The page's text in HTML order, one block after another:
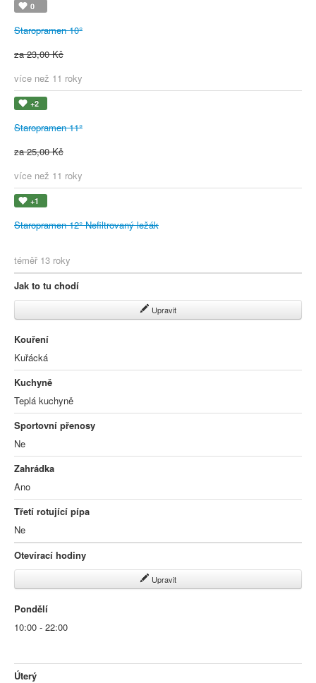
0
Staropramen 10°
za 23,00 Kč
více než 11 roky
+2
Staropramen 11°
za 25,00 Kč
více než 11 roky
+1
Staropramen 12° Nefiltrovaný ležák
téměř 13 roky
Jak to tu chodí
Upravit
Kouření
Kuřácká
Kuchyně
Teplá kuchyně
Sportovní přenosy
Ne
Zahrádka
Ano
Třetí rotující pípa
Ne
Otevírací hodiny
Upravit
Pondělí
10:00 - 22:00
Úterý